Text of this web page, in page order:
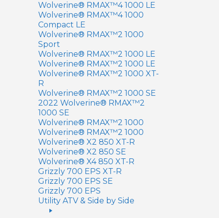
Wolverine® RMAX™4 1000 LE
Wolverine® RMAX™4 1000
Compact LE
Wolverine® RMAX™2 1000
Sport
Wolverine® RMAX™2 1000 LE
Wolverine® RMAX™2 1000 LE
Wolverine® RMAX™2 1000 XT-
R
Wolverine® RMAX™2 1000 SE
2022 Wolverine® RMAX™2
1000 SE
Wolverine® RMAX™2 1000
Wolverine® RMAX™2 1000
Wolverine® X2 850 XT-R
Wolverine® X2 850 SE
Wolverine® X4 850 XT-R
Grizzly 700 EPS XT-R
Grizzly 700 EPS SE
Grizzly 700 EPS
Utility ATV & Side by Side